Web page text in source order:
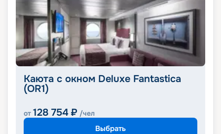
Каюта с окном Deluxe Fantastica
(OR1)
от 128 754 ₽ /чел
Выбрать